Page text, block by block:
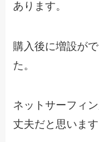
あります。
購入後に増設が
た。
ネットサーフィ
丈夫だと思います